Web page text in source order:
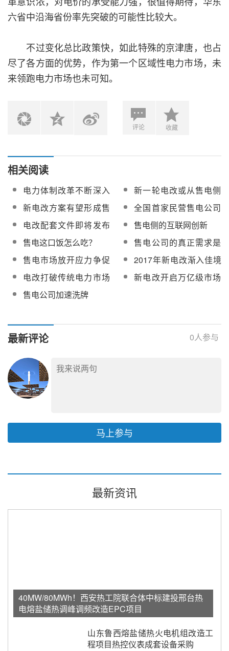
六省中沿海省份率先突破的可能性比较大。
不过变化总比政策快，如此特殊的京津唐，也占
尽了各方面的优势，作为第一个区域性电力市场，未
来领跑电力市场也未可知。
评论 收藏
相关阅读
电力体制改革不断深入
售电公司如何搞好营销
策略？
新一轮电改或从售电侧
环节入手
新电改方案有望形成售
电新机制 改变电网盈利
模式
全国首家民营售电公司
在深圳开业 “电老虎”变
脸
电改配套文件即将发布
电网或可参与竞争性售
电
售电侧的互联网创新
售电这口饭怎么吃？
售电公司的真正需求是
什么？
售电市场放开应力争促
进清洁能源高效利用并
降低用电成本
2017年新电改渐入佳境
售电侧市场将继续成为
突破点
电改打破传统电力市场
垄断 售电公司迎来历史
发展机遇
新电改开启万亿级市场
售电公司加速洗牌
最新评论 0人参与
马上参与
最新资讯
40MW/80MWh！西安热工院联合体中标建投邢台热
电熔盐储热调峰调频改造EPC项目
山东鲁西熔盐储热火电机组改造工
程项目热控仪表成套设备采购